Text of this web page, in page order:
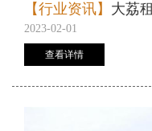
【行业资讯】
2023-02-01
查看详情